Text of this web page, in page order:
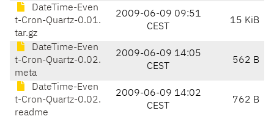
DateTime-Even
t-Cron-Quartz-0.01.
tar.gz
2009-06-09 09:51
CEST
15 KiB
DateTime-Even
t-Cron-Quartz-0.02.
meta
2009-06-09 14:05
CEST
562 B
DateTime-Even
t-Cron-Quartz-0.02.
readme
2009-06-09 14:02
CEST
762 B